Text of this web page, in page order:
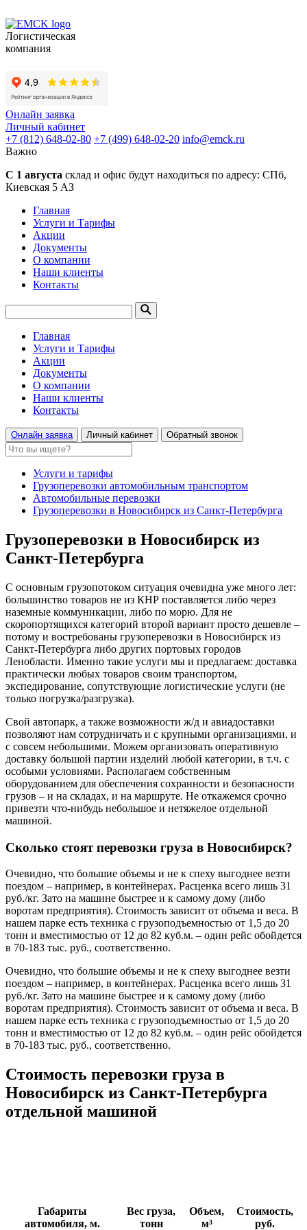
Логистическая
компания
Онлайн заявка
Личный кабинет
+7 (812) 648-02-80 +7 (499) 648-02-20 info@emck.ru
Важно
С 1 августа склад и офис будут находиться по адресу: СПб,
Киевская 5 АЗ
Главная
Услуги и Тарифы
Акции
Документы
О компании
Наши клиенты
Контакты
Главная
Услуги и Тарифы
Акции
Документы
О компании
Наши клиенты
Контакты
Онлайн заявка Личный кабинет Обратный звонок
Услуги и тарифы
Грузоперевозки автомобильным транспортом
Автомобильные перевозки
Грузоперевозки в Новосибирск из Санкт-Петербурга
Грузоперевозки в Новосибирск из
Санкт-Петербурга
С основным грузопотоком ситуация очевидна уже много лет:
большинство товаров не из КНР поставляется либо через
наземные коммуникации, либо по морю. Для не
скоропортящихся категорий второй вариант просто дешевле –
потому и востребованы грузоперевозки в Новосибирск из
Санкт-Петербурга либо других портовых городов
Ленобласти. Именно такие услуги мы и предлагаем: доставка
практически любых товаров своим транспортом,
экспедирование, сопутствующие логистические услуги (не
только погрузка/разгрузка).
Свой автопарк, а также возможности ж/д и авиадоставки
позволяют нам сотрудничать и с крупными организациями, и
с совсем небольшими. Можем организовать оперативную
доставку большой партии изделий любой категории, в т.ч. с
особыми условиями. Располагаем собственным
оборудованием для обеспечения сохранности и безопасности
грузов – и на складах, и на маршруте. Не откажемся срочно
привезти что-нибудь небольшое и нетяжелое отдельной
машиной.
Сколько стоят перевозки груза в Новосибирск?
Очевидно, что большие объемы и не к спеху выгоднее везти
поездом – например, в контейнерах. Расценка всего лишь 31
руб./кг. Зато на машине быстрее и к самому дому (либо
воротам предприятия). Стоимость зависит от объема и веса. В
нашем парке есть техника с грузоподъемностью от 1,5 до 20
тонн и вместимостью от 12 до 82 куб.м. – один рейс обойдется
в 70-183 тыс. руб., соответственно.
Очевидно, что большие объемы и не к спеху выгоднее везти
поездом – например, в контейнерах. Расценка всего лишь 31
руб./кг. Зато на машине быстрее и к самому дому (либо
воротам предприятия). Стоимость зависит от объема и веса. В
нашем парке есть техника с грузоподъемностью от 1,5 до 20
тонн и вместимостью от 12 до 82 куб.м. – один рейс обойдется
в 70-183 тыс. руб., соответственно.
Стоимость перевозки груза в
Новосибирск из Санкт-Петербурга
отдельной машиной
Габариты
автомобиля, м.
Вес груза,
тонн
Объем,
м³
Стоимость,
руб.